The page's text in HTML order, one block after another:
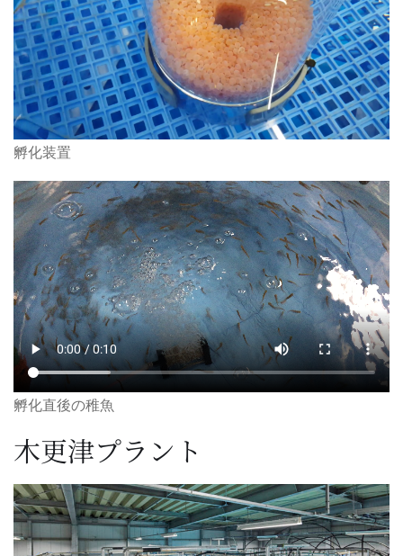
孵化装置
孵化直後の稚魚
木更津プラント